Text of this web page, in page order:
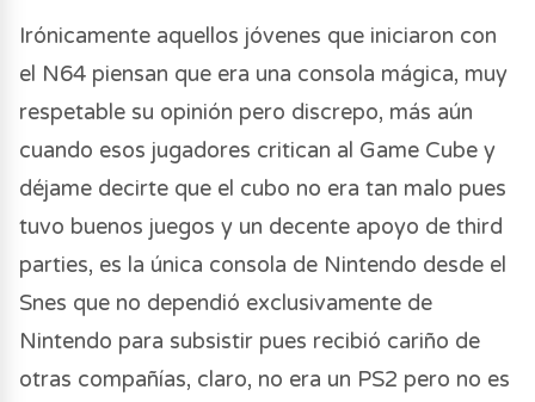
Irónicamente aquellos jóvenes que iniciaron con
el N64 piensan que era una consola mágica, muy
respetable su opinión pero discrepo, más aún
cuando esos jugadores critican al Game Cube y
déjame decirte que el cubo no era tan malo pues
tuvo buenos juegos y un decente apoyo de third
parties, es la única consola de Nintendo desde el
Snes que no dependió exclusivamente de
Nintendo para subsistir pues recibió cariño de
otras compañías, claro, no era un PS2 pero no es